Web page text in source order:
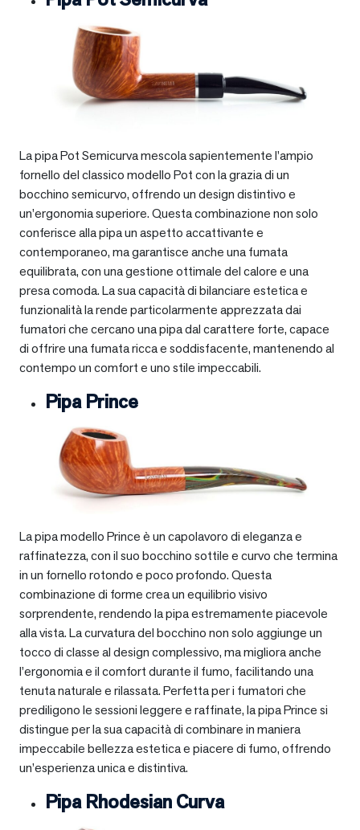
La pipa Pot Semicurva mescola sapientemente l’ampio
fornello del classico modello Pot con la grazia di un
bocchino semicurvo, offrendo un design distintivo e
un’ergonomia superiore. Questa combinazione non solo
conferisce alla pipa un aspetto accattivante e
contemporaneo, ma garantisce anche una fumata
equilibrata, con una gestione ottimale del calore e una
presa comoda. La sua capacità di bilanciare estetica e
funzionalità la rende particolarmente apprezzata dai
fumatori che cercano una pipa dal carattere forte, capace
di offrire una fumata ricca e soddisfacente, mantenendo al
contempo un comfort e uno stile impeccabili.
Pipa Prince
La pipa modello Prince è un capolavoro di eleganza e
raffinatezza, con il suo bocchino sottile e curvo che termina
in un fornello rotondo e poco profondo. Questa
combinazione di forme crea un equilibrio visivo
sorprendente, rendendo la pipa estremamente piacevole
alla vista. La curvatura del bocchino non solo aggiunge un
tocco di classe al design complessivo, ma migliora anche
l’ergonomia e il comfort durante il fumo, facilitando una
tenuta naturale e rilassata. Perfetta per i fumatori che
prediligono le sessioni leggere e raffinate, la pipa Prince si
distingue per la sua capacità di combinare in maniera
impeccabile bellezza estetica e piacere di fumo, offrendo
un’esperienza unica e distintiva.
Pipa Rhodesian Curva